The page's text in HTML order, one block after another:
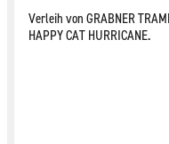
Verleih von GRABNER
HAPPY CAT HURRICANE.